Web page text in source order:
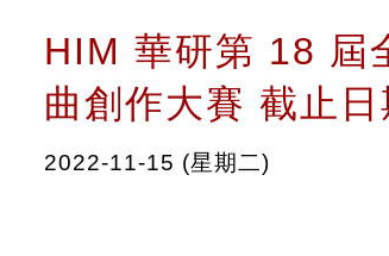
HIM 華研第 18 屆
曲創作大賽 截止
2022-11-15 (星期二)